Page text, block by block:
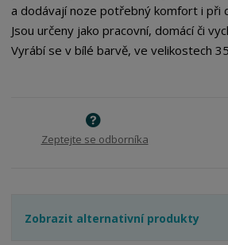
v
í
a dodávají noze potřebný komfort i při
Jsou určeny jako pracovní, domácí či
Vyrábí se v bílé barvě, ve velikostech
Zeptejte se odborníka
Zobrazit alternativní produkty